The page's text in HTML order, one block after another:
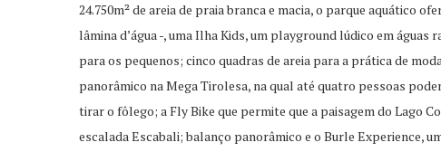
24.750m² de areia de praia branca e macia, o parque aquático
lâmina d’água -, uma Ilha Kids, um playground lúdico em
para os pequenos; cinco quadras de areia para a prática de
panorâmico na Mega Tirolesa, na qual até quatro pessoas
tirar o fôlego; a Fly Bike que permite que a paisagem do Lago
escalada Escabali; balanço panorâmico e o Burle Experience,